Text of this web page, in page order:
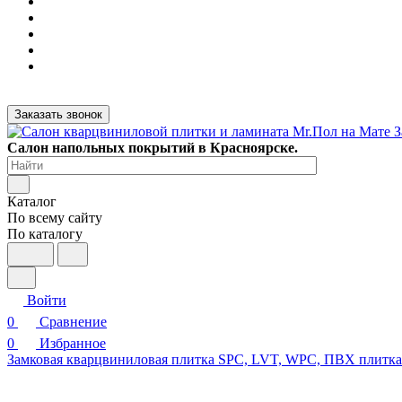
Заказать звонок
Салон напольных покрытий в Красноярске.
Каталог
По всему сайту
По каталогу
Войти
0
Сравнение
0
Избранное
Замковая кварцвиниловая плитка SPC, LVT, WPC, ПВХ